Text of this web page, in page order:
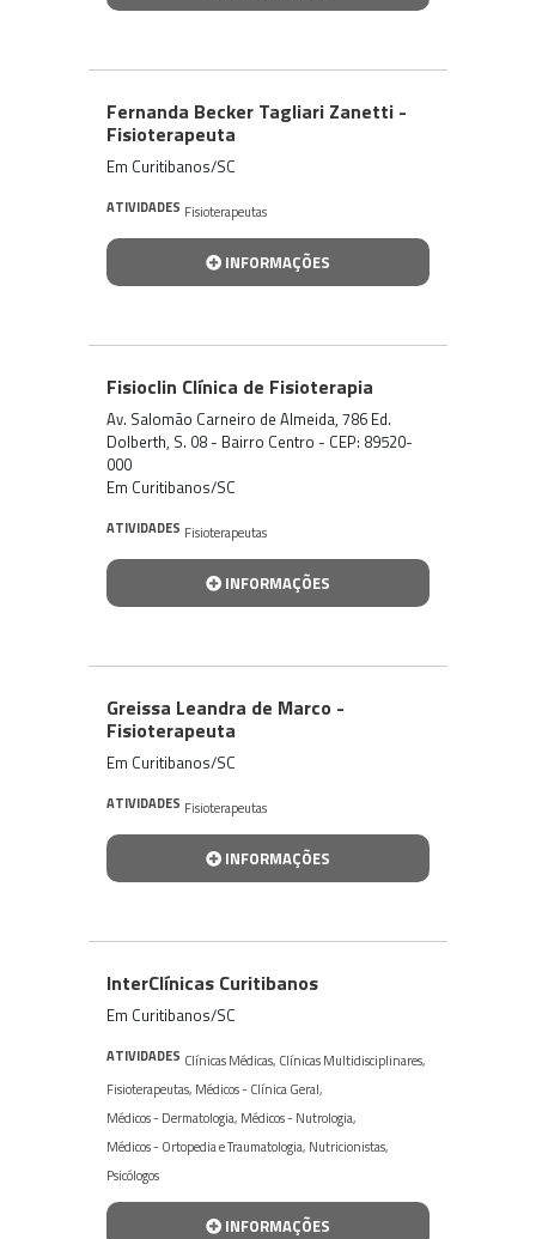
Fernanda Becker Tagliari Zanetti -
Fisioterapeuta
Em Curitibanos/SC
ATIVIDADES Fisioterapeutas
INFORMAÇÕES
Fisioclin Clínica de Fisioterapia
Av. Salomão Carneiro de Almeida, 786 Ed.
Dolberth, S. 08 - Bairro Centro - CEP: 89520-
000
Em Curitibanos/SC
ATIVIDADES Fisioterapeutas
INFORMAÇÕES
Greissa Leandra de Marco -
Fisioterapeuta
Em Curitibanos/SC
ATIVIDADES Fisioterapeutas
INFORMAÇÕES
InterClínicas Curitibanos
Em Curitibanos/SC
ATIVIDADES Clínicas Médicas, Clínicas Multidisciplinares,
Fisioterapeutas, Médicos - Clínica Geral,
Médicos - Dermatologia, Médicos - Nutrologia,
Médicos - Ortopedia e Traumatologia, Nutricionistas,
Psicólogos
INFORMAÇÕES